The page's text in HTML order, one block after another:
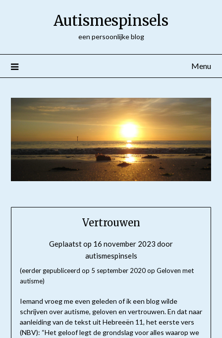
Autismespinsels
een persoonlijke blog
Menu
Vertrouwen
Geplaatst op 16 november 2023 door
autismespinsels
(eerder gepubliceerd op 5 september 2020 op Geloven met
autisme)
Iemand vroeg me even geleden of ik een blog wilde
schrijven over autisme, geloven en vertrouwen. En dat naar
aanleiding van de tekst uit Hebreeën 11, het eerste vers
(NBV): “Het geloof legt de grondslag voor alles waarop we